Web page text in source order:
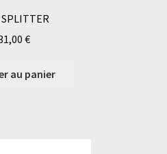
€
au panier